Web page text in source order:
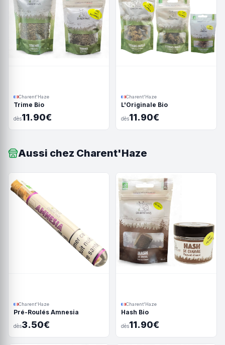
Charent'Haze
Trime Bio
dès11.90€
Charent'Haze
L'Originale Bio
dès11.90€
Aussi chez Charent'Haze
Charent'Haze
Pré-Roulés Amnesia
dès3.50€
Charent'Haze
Hash Bio
dès11.90€